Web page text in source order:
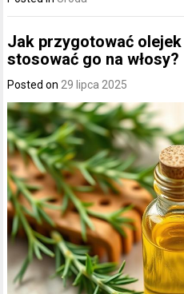
Jak przygotować
stosować go na włosy?
Posted on 29 lipca 2025